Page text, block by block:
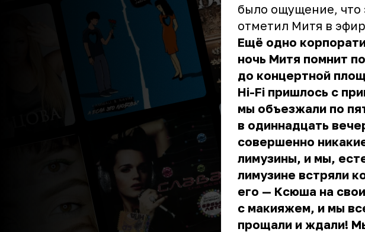
было ощущение, что
отметил Митя в
Ещё одно
ночь Митя помнит
до концертной
Hi-Fi пришлось с
мы объезжали по
в одиннадцать
совершенно
лимузины, и мы,
лимузине встряли
его — Ксюша на
с макияжем, и мы
прощали и ждали!